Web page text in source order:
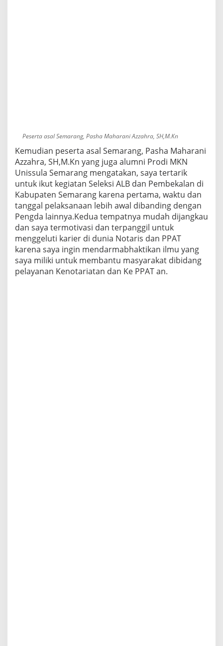
Peserta asal Semarang, Pasha Maharani Azzahra, SH,M.Kn
Kemudian peserta asal Semarang, Pasha Maharani
Azzahra, SH,M.Kn yang juga alumni Prodi MKN
Unissula Semarang mengatakan, saya tertarik
untuk ikut kegiatan Seleksi ALB dan Pembekalan di
Kabupaten Semarang karena pertama, waktu dan
tanggal pelaksanaan lebih awal dibanding dengan
Pengda lainnya.Kedua tempatnya mudah dijangkau
dan saya termotivasi dan terpanggil untuk
menggeluti karier di dunia Notaris dan PPAT
karena saya ingin mendarmabhaktikan ilmu yang
saya miliki untuk membantu masyarakat dibidang
pelayanan Kenotariatan dan Ke PPAT an.